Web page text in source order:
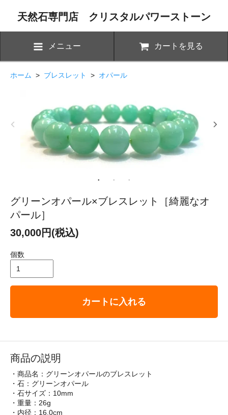
天然石専門店 クリスタルパワーストーン
メニュー カートを見る
ホーム > ブレスレット > オパール
グリーンオパール×ブレスレット［綺麗なオ
パール］
30,000円(税込)
個数
カートに入れる
商品の説明
・商品名：グリーンオパールのブレスレット
・石：グリーンオパール
・石サイズ：10mm
・重量：26g
・内径：16.0cm